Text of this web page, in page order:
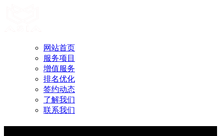
网站首页
服务项目
增值服务
排名优化
签约动态
了解我们
联系我们